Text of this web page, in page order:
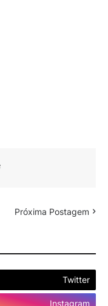
Próxima Postagem
Twitter
Instagram